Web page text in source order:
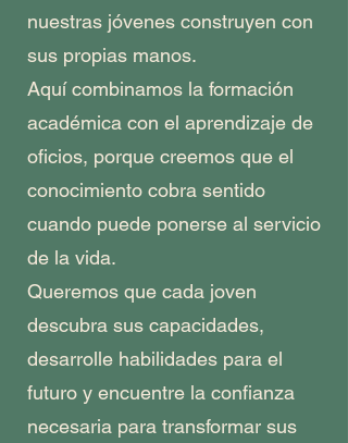
nuestras jóvenes construyen con
sus propias manos.
Aquí combinamos la formación
académica con el aprendizaje de
oficios, porque creemos que el
conocimiento cobra sentido
cuando puede ponerse al servicio
de la vida.
Queremos que cada joven
descubra sus capacidades,
desarrolle habilidades para el
futuro y encuentre la confianza
necesaria para transformar sus